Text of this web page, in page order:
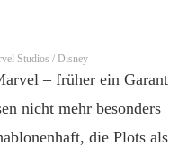
Studios / Disney
– früher ein Garant
nicht mehr besonders
die Plots als